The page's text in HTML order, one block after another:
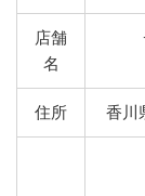
店舗
名
住所 香川